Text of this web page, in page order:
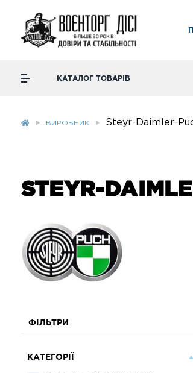
КАТАЛОГ ТОВАРІВ
ВИРОБНИК Steyr-Daimler-
STEYR-
ФІЛЬТРИ
КАТЕГОРІЇ